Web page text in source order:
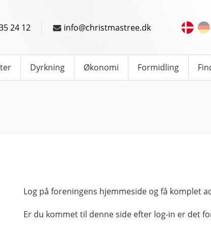
24 12 info@christmastree.dk
Dyrkning Økonomi Formidling
Log på foreningens hjemmeside og få komplet
Er du kommet til denne side efter log-in er det